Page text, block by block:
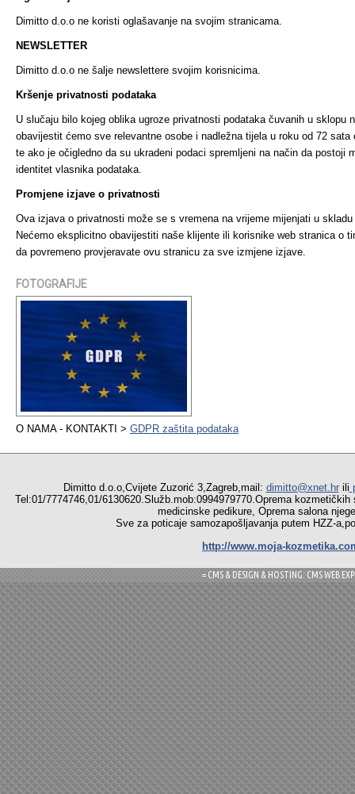
Dimitto d.o.o ne koristi oglašavanje na svojim stranicama.
NEWSLETTER
Dimitto d.o.o ne šalje newslettere svojim korisnicima.
Kršenje privatnosti podataka
U slučaju bilo kojeg oblika ugroze privatnosti podataka čuvanih u sklopu
obavijestit ćemo sve relevantne osobe i nadležna tijela u roku od 72
te ako je očigledno da su ukradeni podaci spremljeni na način da postoji
identitet vlasnika podataka.
Promjene izjave o privatnosti
Ova izjava o privatnosti može se s vremena na vrijeme mijenjati u
Nećemo eksplicitno obavijestiti naše klijente ili korisnike web stranica o
da povremeno provjeravate ovu stranicu za sve izmjene izjave.
FOTOGRAFIJE
O NAMA - KONTAKTI > GDPR zaštita podataka
Dimitto d.o.o,Cvijete Zuzorić 3,Zagreb,mail: dimitto@xnet.hrili
Tel:01/7774746,01/
medicinske pedikure, Oprema salona
Sve za poticaje samozapošljavanja putem HZZ-
http://www.moja-
= CMS & DESIGN & HOSTING: CMS WEB